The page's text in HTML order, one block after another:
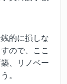
的に損しな
ので、ここ
、リノベー
。